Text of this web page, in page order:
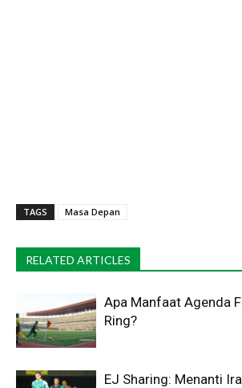
TAGS Masa Depan
RELATED ARTICLES
Apa Manfaat Agenda
Ring?
EJ Sharing: Menanti